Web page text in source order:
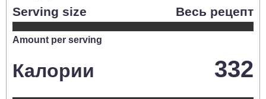
Serving size Весь рецепт
Amount per serving
Калории 332